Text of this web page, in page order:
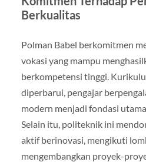
Berkualitas
Polman Babel berkomitmen
vokasi yang mampu
berkompetensi tinggi.
diperbarui, pengajar
modern menjadi fondasi
Selain itu, politeknik ini
aktif berinovasi, mengikuti
mengembangkan proyek-